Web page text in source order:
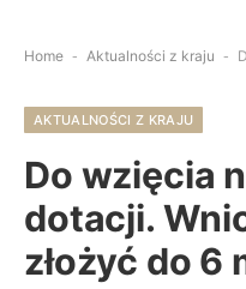
Home - Aktualności z kraju -
AKTUALNOŚCI Z KRAJU
Do wzięcia
dotacji.
złożyć do 6